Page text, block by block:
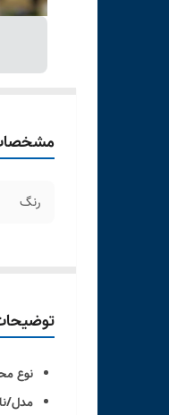
رنگ
نوع
مدل/